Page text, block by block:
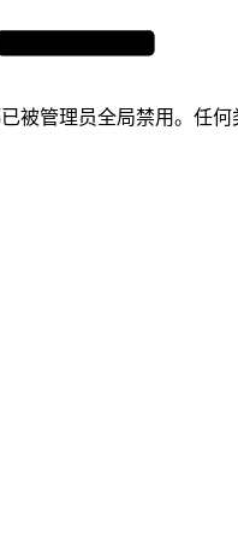
被管理员全局禁用。任何